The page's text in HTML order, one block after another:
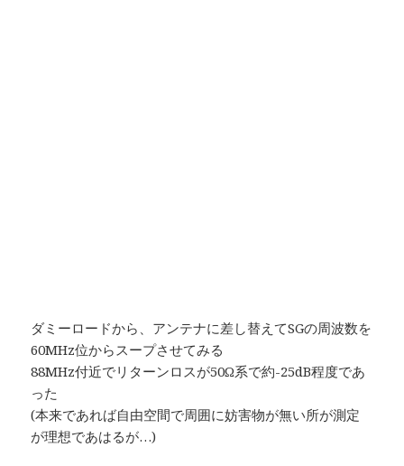
ダミーロードから、アンテナに差し替えてSGの周波数を
60MHz位からスープさせてみる
88MHz付近でリターンロスが50Ω系で約-25dB程度であ
った
(本来であれば自由空間で周囲に妨害物が無い所が測定
が理想であはるが…)